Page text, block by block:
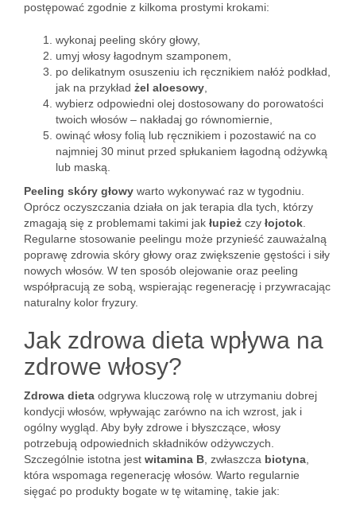
postępować zgodnie z kilkoma prostymi krokami:
wykonaj peeling skóry głowy,
umyj włosy łagodnym szamponem,
po delikatnym osuszeniu ich ręcznikiem nałóż podkład,
jak na przykład żel aloesowy
wybierz odpowiedni olej dostosowany do porowatości
twoich włosów – nakładaj go równomiernie,
owinąć włosy folią lub ręcznikiem i pozostawić na co
najmniej 30 minut przed spłukaniem łagodną odżywką
lub maską.
Peeling skóry głowy warto wykonywać raz w tygodniu.
Oprócz oczyszczania działa on jak terapia dla tych, którzy
zmagają się z problemami takimi jak łupież czy łojotok
Regularne stosowanie peelingu może przynieść zauważalną
poprawę zdrowia skóry głowy oraz zwiększenie gęstości i siły
nowych włosów. W ten sposób olejowanie oraz peeling
współpracują ze sobą, wspierając regenerację i przywracając
naturalny kolor fryzury.
Jak zdrowa dieta wpływa na
zdrowe włosy?
Zdrowa dieta odgrywa kluczową rolę w utrzymaniu dobrej
kondycji włosów, wpływając zarówno na ich wzrost, jak i
ogólny wygląd. Aby były zdrowe i błyszczące, włosy
potrzebują odpowiednich składników odżywczych.
Szczególnie istotna jest witamina B , zwłaszcza biotyna
która wspomaga regenerację włosów. Warto regularnie
sięgać po produkty bogate w tę witaminę, takie jak: